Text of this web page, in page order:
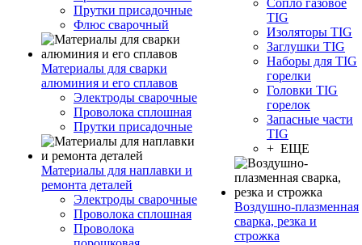
Прутки присадочные
Флюс сварочный
Материалы для сварки
алюминия и его сплавов
Электроды сварочные
Проволока сплошная
Прутки присадочные
Материалы для наплавки и
ремонта деталей
Электроды сварочные
Проволока сплошная
Проволока
Сопло газовое
TIG
Изоляторы TIG
Заглушки TIG
Наборы для TIG
горелки
Головки TIG
горелок
Запасные части
TIG
+ ЕЩЕ
Воздушно-плазменная
сварка, резка и
строжка